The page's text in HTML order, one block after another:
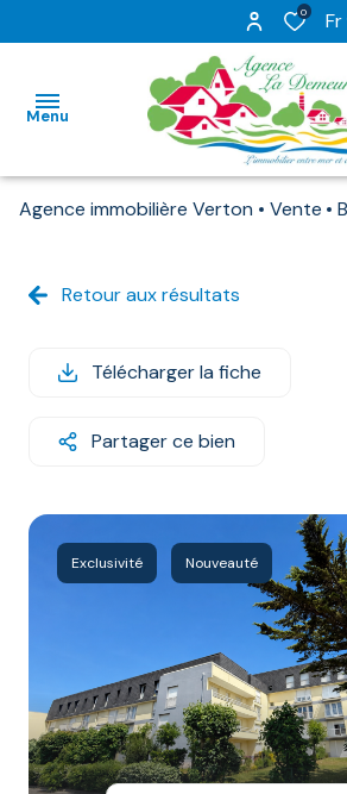
0 Fr
Menu
NOS
NOS
ESTIMATION
NOTRE
AGENCE
RÉSEAU
Agence immobilière Verton Vente
Retour aux résultats
Télécharger la fiche
Partager ce bien
Exclusivité Nouveauté